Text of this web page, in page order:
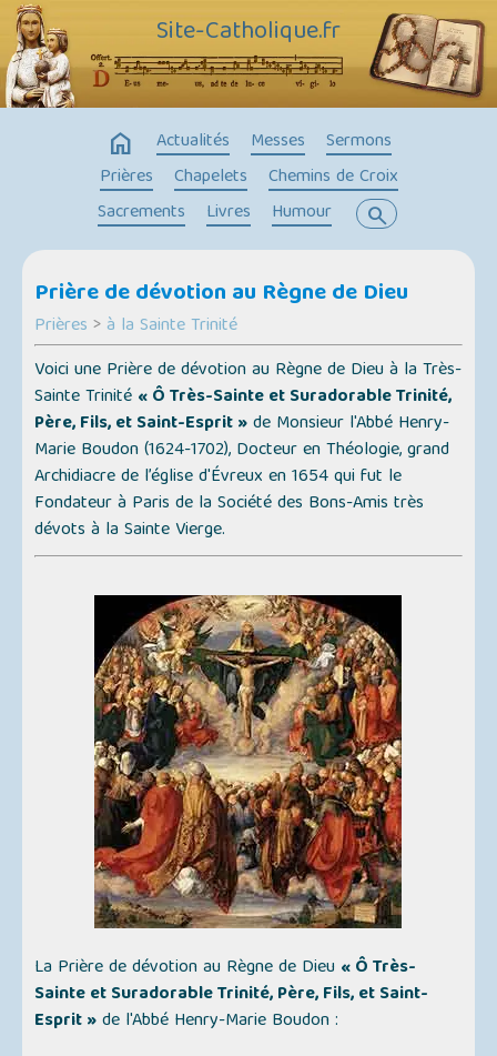
Site-Catholique.fr
home Actualités Messes
Sermons
Prières
Chapelets
Chemins de Croix
Sacrements
Livres Humour search
Prière de dévotion au Règne de Dieu
Prières > à la Sainte Trinité
Voici une Prière de dévotion au Règne de Dieu à la Très-
Sainte Trinité « Ô Très-Sainte et Suradorable Trinité,
Père, Fils, et Saint-Esprit »de Monsieur l'Abbé Henry-
Marie Boudon (1624-1702), Docteur en Théologie, grand
Archidiacre de l’église d'Évreux en 1654 qui fut le
Fondateur à Paris de la Société des Bons-Amis très
dévots à la Sainte Vierge.
La Prière de dévotion au Règne de Dieu « Ô Très-
Sainte et Suradorable Trinité, Père, Fils, et Saint-
Esprit »de l'Abbé Henry-Marie Boudon :